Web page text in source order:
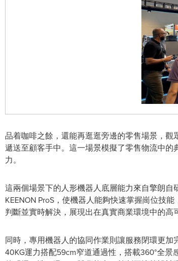
品着咖啡之餘，還能再逛逛旁邊的零售場景，
遞送至顧客手中。這一場景模擬了零售物流中
力。
這兩個場景下的人形機器人底層能力來自擎朗
KEENON ProS，使機器人能夠快速掌握崗位技
判斷並實時解決，展現出在真實商業環境中的高
同時，專用機器人的協同作業則讓服務閉環更
40KG運力搭配59cm窄道通過性，搭載360°全